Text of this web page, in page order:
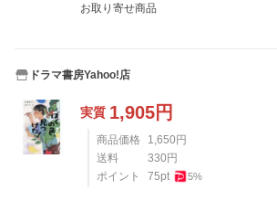
お取り寄せ商品
ドラマ書房Yahoo!店
実質 1,905円
商品価格 1,650 円
送料
330 円
ポイント
75pt 5%